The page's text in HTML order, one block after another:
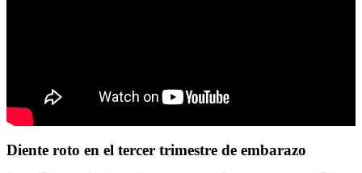
Diente roto en el tercer trimestre de embarazo